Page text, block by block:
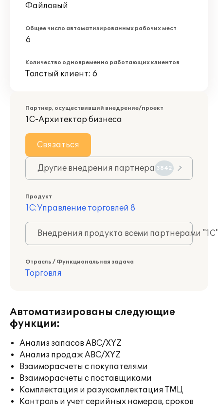
Файловый
Общее число автоматизированных рабочих мест
6
Количество одновременно работающих клиентов
Толстый клиент: 6
Партнер, осуществивший внедрение/проект
1С-Архитектор бизнеса
Связаться
Другие внедрения партнера 3842
Продукт
1С:Управление торговлей 8
Внедрения продукта всеми партнерами
Отрасль / Функциональная задача
Торговля
Автоматизированы следующие
функции:
Анализ запасов ABC/XYZ
Анализ продаж ABC/XYZ
Взаиморасчеты с покупателями
Взаиморасчеты с поставщиками
Комплектация и разукомплектация ТМЦ
Контроль и учет серийных номеров, сроков